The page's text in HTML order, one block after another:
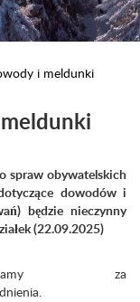
i meldunki
spraw obywatelskich
dowodów i
będzie nieczynny
(22.09.2025)
za